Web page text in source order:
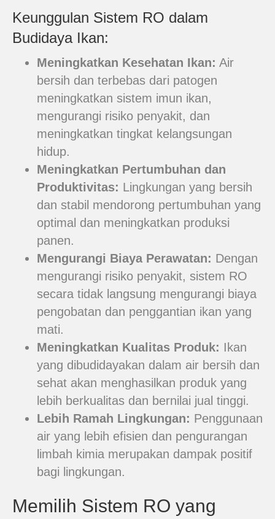
Keunggulan Sistem RO dalam
Budidaya Ikan:
Meningkatkan Kesehatan Ikan: Air
bersih dan terbebas dari patogen
meningkatkan sistem imun ikan,
mengurangi risiko penyakit, dan
meningkatkan tingkat kelangsungan
hidup.
Meningkatkan Pertumbuhan dan
Produktivitas: Lingkungan yang bersih
dan stabil mendorong pertumbuhan yang
optimal dan meningkatkan produksi
panen.
Mengurangi Biaya Perawatan: Dengan
mengurangi risiko penyakit, sistem RO
secara tidak langsung mengurangi biaya
pengobatan dan penggantian ikan yang
mati.
Meningkatkan Kualitas Produk: Ikan
yang dibudidayakan dalam air bersih dan
sehat akan menghasilkan produk yang
lebih berkualitas dan bernilai jual tinggi.
Lebih Ramah Lingkungan: Penggunaan
air yang lebih efisien dan pengurangan
limbah kimia merupakan dampak positif
bagi lingkungan.
Memilih Sistem RO yang